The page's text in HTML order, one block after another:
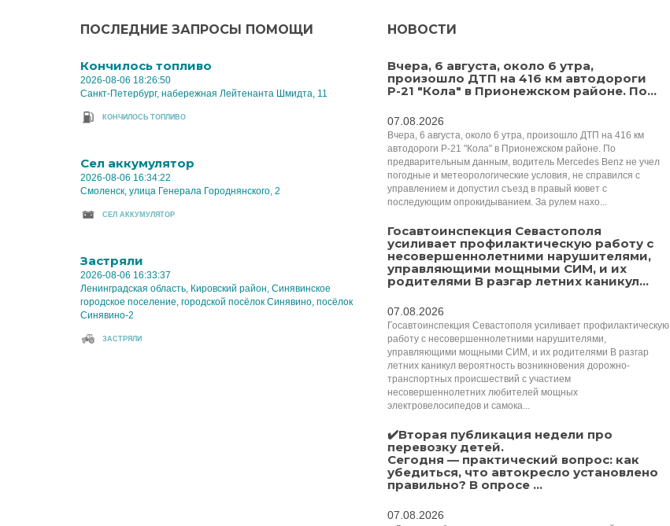
ПОСЛЕДНИЕ ЗАПРОСЫ ПОМОЩИ
Кончилось топливо
2026-08-06 18:26:50
Санкт-Петербург, набережная Лейтенанта Шмидта, 11
КОНЧИЛОСЬ ТОПЛИВО
Cел аккумулятор
2026-08-06 16:34:22
Смоленск, улица Генерала Городнянского, 2
CЕЛ АККУМУЛЯТОР
Застряли
2026-08-06 16:33:37
Ленинградская область, Кировский район, Синявинское
городское поселение, городской посёлок Синявино, посёлок
Синявино-2
ЗАСТРЯЛИ
НОВОСТИ
Вчера, 6 августа, около 6 утра,
произошло ДТП на 416 км автодороги
Р-21 "Кола" в Прионежском районе. По...
07.08.2026
Вчера, 6 августа, около 6 утра, произошло ДТП на 416 км
автодороги Р-21 "Кола" в Прионежском районе. По
предварительным данным, водитель Mercedes Benz не учел
погодные и метеорологические условия, не справился с
управлением и допустил съезд в правый кювет с
последующим опрокидыванием. За рулем нахо...
Госавтоинспекция Севастополя
усиливает профилактическую работу с
несовершеннолетними нарушителями,
управляющими мощными СИМ, и их
родителями В разгар летних каникул...
07.08.2026
Госавтоинспекция Севастополя усиливает профилактическую
работу с несовершеннолетними нарушителями,
управляющими мощными СИМ, и их родителями В разгар
летних каникул вероятность возникновения дорожно-
транспортных происшествий с участием
несовершеннолетних любителей мощных
электровелосипедов и самока...
✔️Вторая публикация недели про
перевозку детей.
Сегодня — практический вопрос: как
убедиться, что автокресло установлено
правильно? В опросе ...
07.08.2026